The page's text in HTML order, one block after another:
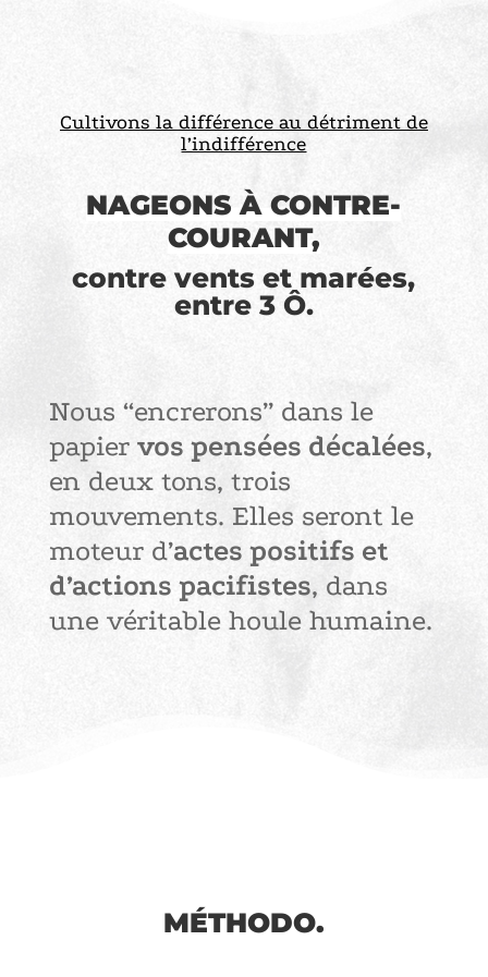
Cultivons la différence au détriment de
l’indifférence
NAGEONS À CONTRE-
COURANT,
contre vents et marées,
entre 3 Ô.
Nous “encrerons” dans le
papier vos pensées décalées,
en deux tons, trois
mouvements. Elles seront le
moteur d’actes positifs et
d’actions pacifistes, dans
une véritable houle humaine.
MÉTHODO.